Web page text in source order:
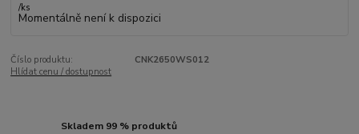
/ks
Momentálně není k dispozici
Číslo produktu:
CNK2650WS012
Hlídat cenu / dostupnost
Skladem 99 % produktů